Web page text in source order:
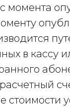
с момента
в кассу